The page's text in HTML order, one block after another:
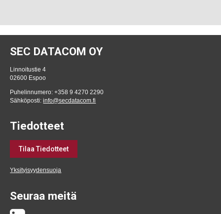
SEC DATACOM OY
Linnoitustie 4
02600 Espoo
Puhelinnumero: +358 9 4270 2290
Sähköposti:info@secdatacom.fi
Tiedotteet
Tilaa Tiedotteet
Yksityisyydensuoja
Seuraa meitä